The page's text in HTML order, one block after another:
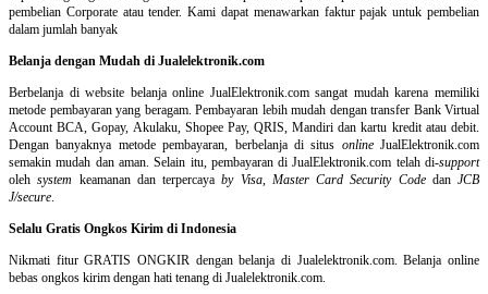
pembelian Corporate atau tender. Kami dapat menawarkan faktur pajak untuk pembelian
dalam jumlah banyak
Belanja dengan Mudah di Jualelektronik.com
Berbelanja diwebsite belanja online JualElektronik.com sangat mudah karena memiliki
metode pembayaran yang beragam. Pembayaran lebih mudah dengan transfer Bank Virtual
Account BCA, Gopay, Akulaku, Shopee Pay, QRIS, Mandiri dan kartu kredit atau debit.
Dengan banyaknya metode pembayaran, berbelanja di situs onlineJualElektronik.com
semakin mudah dan aman. Selain itu, pembayaran di JualElektronik.com telah di-support
olehsystem keamanan dan terpercayaby Visa, Master Card Security Codedan JCB
J/secure.
Selalu Gratis Ongkos Kirim di Indonesia
Nikmati fitur GRATIS ONGKIR dengan belanja di Jualelektronik.com. Belanja online
bebas ongkos kirim dengan hati tenang di Jualelektronik.com.